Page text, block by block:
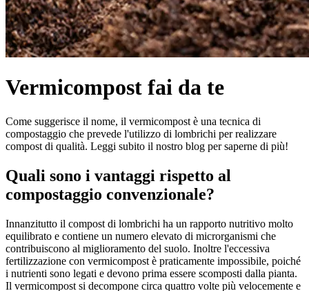
Vermicompost fai da te
Come suggerisce il nome, il vermicompost è una tecnica di
compostaggio che prevede l'utilizzo di lombrichi per realizzare
compost di qualità. Leggi subito il nostro blog per saperne di più!
Quali sono i vantaggi rispetto al
compostaggio convenzionale?
Innanzitutto il compost di lombrichi ha un rapporto nutritivo molto
equilibrato e contiene un numero elevato di microrganismi che
contribuiscono al miglioramento del suolo. Inoltre l'eccessiva
fertilizzazione con vermicompost è praticamente impossibile, poiché
i nutrienti sono legati e devono prima essere scomposti dalla pianta.
Il vermicompost si decompone circa quattro volte più velocemente e